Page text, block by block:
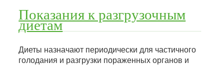
Показания к разгрузочным
диетам
Диеты назначают периодически для частичного
голодания и разгрузки пораженных органов и